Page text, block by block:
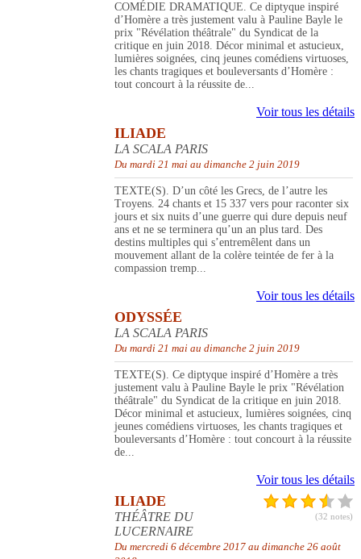
COMÉDIE DRAMATIQUE. Ce diptyque inspiré
d’Homère a très justement valu à Pauline Bayle le
prix "Révélation théâtrale" du Syndicat de la
critique en juin 2018. Décor minimal et astucieux,
lumières soignées, cinq jeunes comédiens virtuoses,
les chants tragiques et bouleversants d’Homère :
tout concourt à la réussite de...
Voir tous les détails
ILIADE
LA SCALA PARIS
Du mardi 21 mai au dimanche 2 juin 2019
TEXTE(S). D’un côté les Grecs, de l’autre les
Troyens. 24 chants et 15 337 vers pour raconter six
jours et six nuits d’une guerre qui dure depuis neuf
ans et ne se terminera qu’un an plus tard. Des
destins multiples qui s’entremêlent dans un
mouvement allant de la colère teintée de fer à la
compassion tremp...
Voir tous les détails
ODYSSÉE
LA SCALA PARIS
Du mardi 21 mai au dimanche 2 juin 2019
TEXTE(S). Ce diptyque inspiré d’Homère a très
justement valu à Pauline Bayle le prix "Révélation
théâtrale" du Syndicat de la critique en juin 2018.
Décor minimal et astucieux, lumières soignées, cinq
jeunes comédiens virtuoses, les chants tragiques et
bouleversants d’Homère : tout concourt à la réussite
de...
Voir tous les détails
(32 notes)
ILIADE
THÉÂTRE DU
LUCERNAIRE
Du mercredi 6 décembre 2017 au dimanche 26 août